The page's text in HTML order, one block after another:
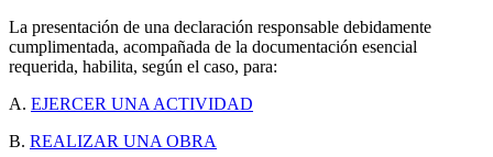
La presentación de una declaración responsable debidamente
cumplimentada, acompañada de la documentación esencial
requerida, habilita, según el caso, para:
A. EJERCER UNA ACTIVIDAD
B. REALIZAR UNA OBRA